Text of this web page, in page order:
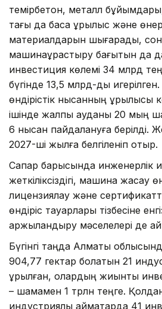
темірбетон, металл
тағы да басқа құрылыс және
материалдарын шығарады,
машинақұрастыру бағытын да
инвестиция көлемі 34 млрд
бүгінде 13,5 млрд-ды
өндірістік нысанның құрылысы
ішінде жалпы ауданы 20 мың
6 нысан пайдалануға берілді.
2027-ші жылға белгіленіп отыр.
Сапар барысында инженерлік
жеткіліксіздігі, машина жасау
лицензиялау және
өндіріс тауарлары тізбесіне
қаржыландыру мәселелері де
Бүгінгі таңда Алматы
904,77 гектар болатын 21
құрылған, олардың жиынтық
– шамамен 1 трлн теңге.
индустриялық аймақтарда 41